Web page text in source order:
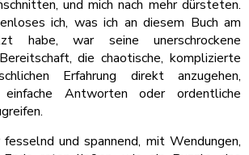
und mich nach mehr dürsteten.
ich, was ich an diesem Buch am
habe, war seine unerschrockene
die chaotische, komplizierte
Erfahrung direkt anzugehen,
Antworten oder ordentliche
und spannend, mit Wendungen,